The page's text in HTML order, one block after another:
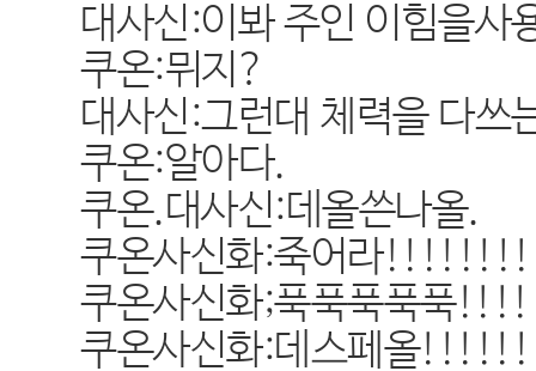
대사신:이봐 주인 이힘을사
쿠온:뮈지?
대사신:그런대 체력을 다쓰
쿠온:알아다.
쿠온.대사신:데올쓴나올.
쿠온사신화:죽어라
쿠온사신화;푹푹푹푹
쿠온사신화:데스페올